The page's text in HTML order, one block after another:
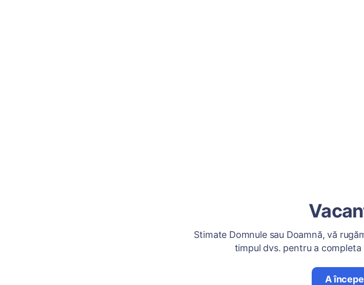
Stimate Domnule sau Doamnă, vă
timpul dvs. pentru a
A începe